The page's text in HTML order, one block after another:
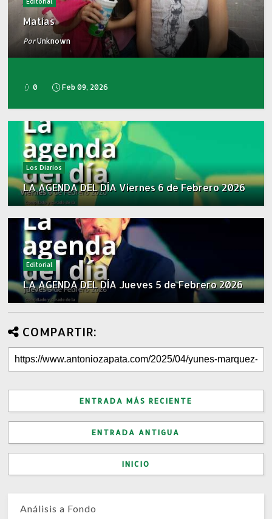
Matías
Por Unknown
0 Feb 09, 2026
Los Diarios
LA AGENDA DEL DÍA Viernes 6 de Febrero 2026
Editorial
LA AGENDA DEL DÍA Jueves 5 de Febrero 2026
COMPARTIR:
ENTRADA MÁS RECIENTE
ENTRADA ANTIGUA
INICIO
Análisis a Fondo